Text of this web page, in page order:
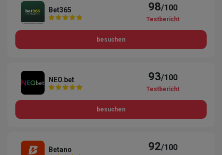
Bet365 98/100
Testbericht
besuchen
NEO.bet 93/100
Testbericht
besuchen
Betano 92/100